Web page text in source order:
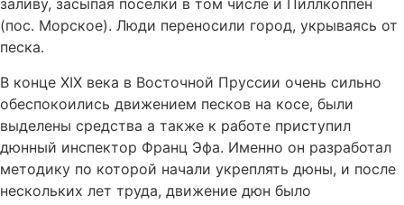
заливу, засыпая посёлки в том числе и Пиллкоппен
(пос. Морское). Люди переносили город, укрываясь от
песка.
В конце XIX века в Восточной Пруссии очень сильно
обеспокоились движением песков на косе, были
выделены средства а также к работе приступил
дюнный инспектор Франц Эфа. Именно он разработал
методику по которой начали укреплять дюны, и после
нескольких лет труда, движение дюн было